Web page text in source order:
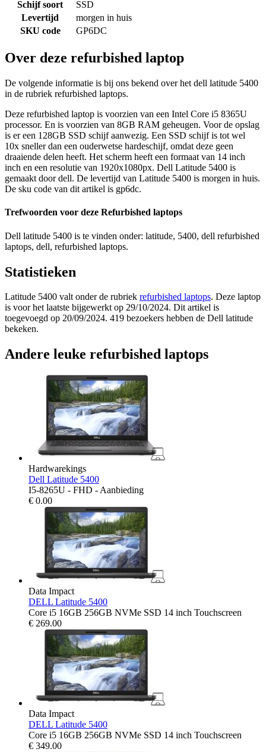
Schijf soort
SSD
Levertijd
morgen in huis
SKU code
GP6DC
Over deze refurbished laptop
De volgende informatie is bij ons bekend over het dell latitude 5400
in de rubriek refurbished laptops.
Deze refurbished laptop is voorzien van een Intel Core i5 8365U
processor. En is voorzien van 8GB RAM geheugen. Voor de opslag
is er een 128GB SSD schijf aanwezig. Een SSD schijf is tot wel
10x sneller dan een ouderwetse hardeschijf, omdat deze geen
draaiende delen heeft. Het scherm heeft een formaat van 14 inch
inch en een resolutie van 1920x1080px. Dell Latitude 5400 is
gemaakt door dell. De levertijd van Latitude 5400 is morgen in huis.
De sku code van dit artikel is gp6dc.
Trefwoorden voor deze Refurbished laptops
Dell latitude 5400 is te vinden onder: latitude, 5400, dell refurbished
laptops, dell, refurbished laptops.
Statistieken
Latitude 5400 valt onder de rubriek refurbished laptops. Deze laptop
is voor het laatste bijgewerkt op 29/10/2024. Dit artikel is
toegevoegd op 20/09/2024. 419 bezoekers hebben de Dell latitude
bekeken.
Andere leuke refurbished laptops
Hardwarekings
Dell Latitude 5400
I5-8265U - FHD - Aanbieding
€ 0.00
Data Impact
DELL Latitude 5400
Core i5 16GB 256GB NVMe SSD 14 inch Touchscreen
€ 269.00
Data Impact
DELL Latitude 5400
Core i5 16GB 256GB NVMe SSD 14 inch Touchscreen
€ 349.00